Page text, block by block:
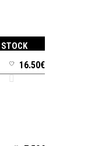
16.50€